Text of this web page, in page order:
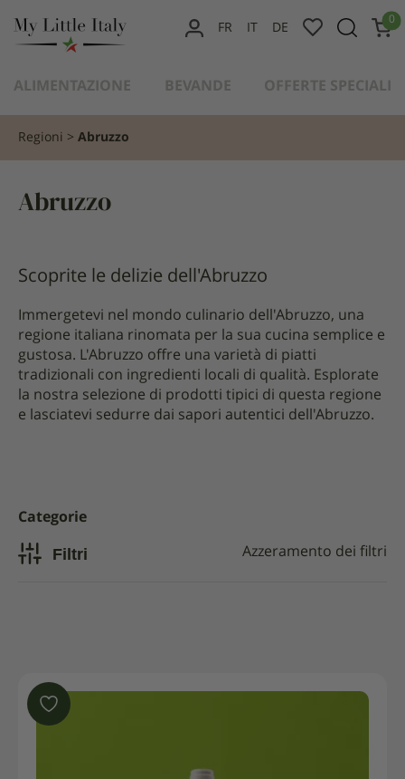
ALIMENTAZIONE BEVANDE OFFERTE SPECIALI
ACCOUNT
FR DE
0
Regioni Abruzzo
Abruzzo
Scoprite le delizie dell'Abruzzo
Immergetevi nel mondo culinario dell'Abruzzo, una
regione italiana rinomata per la sua cucina semplice e
gustosa. L'Abruzzo offre una varietà di piatti
tradizionali con ingredienti locali di qualità. Esplorate
la nostra selezione di prodotti tipici di questa regione
e lasciatevi sedurre dai sapori autentici dell'Abruzzo.
Categorie
Filtri Azzeramento dei filtri